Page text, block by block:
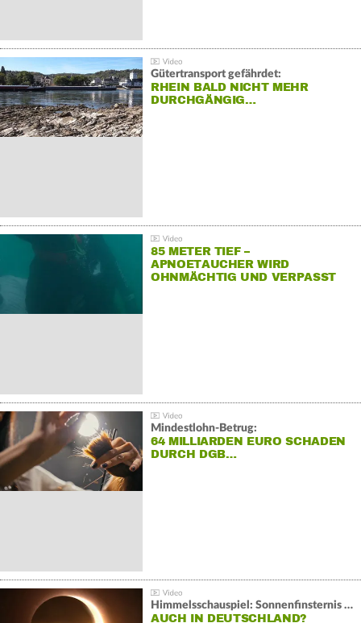
Gütertransport gefährdet:
RHEIN BALD NICHT MEHR
DURCHGÄNGIG…
85 METER TIEF –
APNOETAUCHER WIRD
OHNMÄCHTIG UND VERPASST
Mindestlohn-Betrug:
64 MILLIARDEN EURO SCHADEN
DURCH DGB…
Himmelsschauspiel: Sonnenfinsternis über Spanien
AUCH IN DEUTSCHLAND?